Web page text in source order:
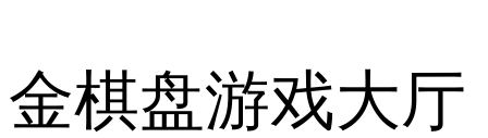
金棋盘游戏大厅